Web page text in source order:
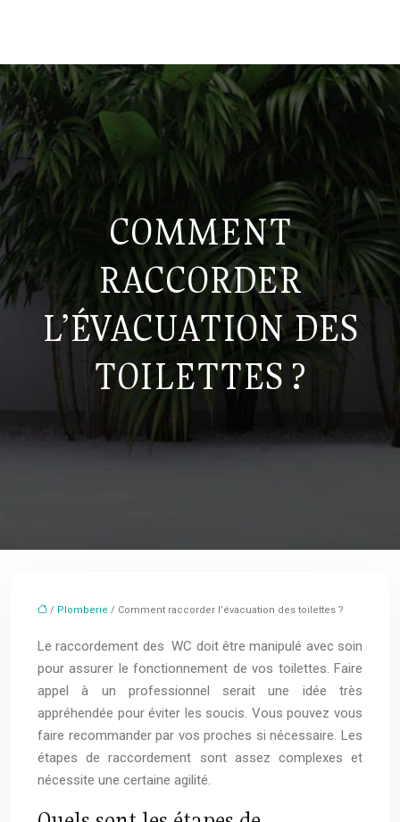
COMMENT
RACCORDER
L’ÉVACUATION DES
TOILETTES ?
/ Plomberie / Comment raccorder l’évacuation des toilettes ?
Le raccordement des WC doit être manipulé avec soin
pour assurer le fonctionnement de vos toilettes. Faire
appel à un professionnel serait une idée très
appréhendée pour éviter les soucis. Vous pouvez vous
faire recommander par vos proches si nécessaire. Les
étapes de raccordement sont assez complexes et
nécessite une certaine agilité.